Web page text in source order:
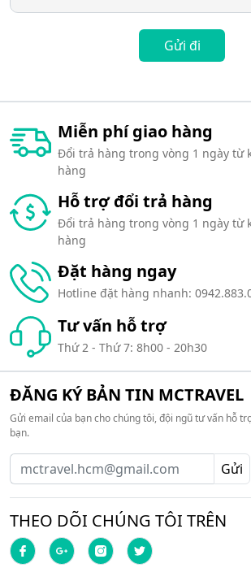
Gửi đi
Miễn phí giao hàng
Đổi trả hàng trong vòng 1 ngày từ
hàng
Hỗ trợ đổi trả hàng
Đổi trả hàng trong vòng 1 ngày từ
hàng
Đặt hàng ngay
Hotline đặt hàng nhanh:
Tư vấn hỗ trợ
Thứ 2 - Thứ 7: 8h00 - 20h30
ĐĂNG KÝ BẢN TIN MCTRAVEL
Gửi email của bạn cho chúng tôi, đội ngũ tư vấn hỗ
bạn.
Gửi
THEO DÕI CHÚNG TÔI TRÊN